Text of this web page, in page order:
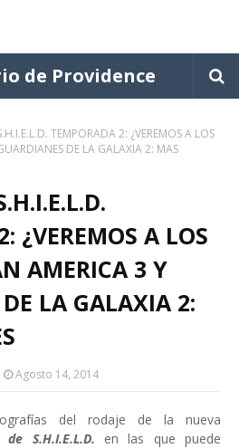
de Providence
TEMPORADA 2: ¿VEREMOS A LOS
DE LA GALAXIA 2: MAS
¿VEREMOS A LOS
AMERICA 3 Y
LA GALAXIA 2:
Agosto 14, 2014
del rodaje de la nueva
S.H.I.E.L.D. en las que puede